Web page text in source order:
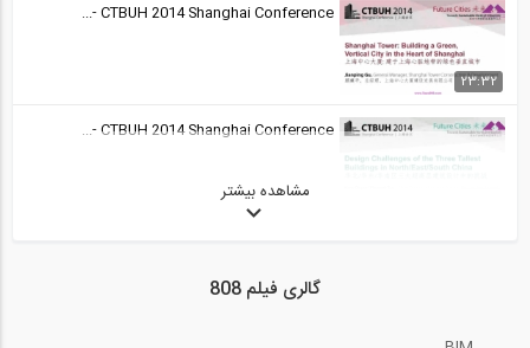
23:32
CTBUH 2014 Shanghai Conference -...
CTBUH 2014 Shanghai Conference -...
مشاهده بیشتر
گالری فیلم 808